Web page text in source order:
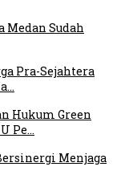
Medan Sudah
Pra-Sejahtera
Hukum Green
Pe…
Menjaga